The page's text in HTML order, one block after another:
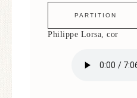
PARTITION
Philippe Lorsa, cor